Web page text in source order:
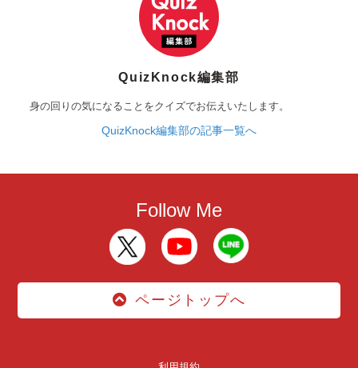
QuizKnock編集部
身の回りの気になることをクイズでお伝えいたします。
QuizKnock編集部の記事一覧へ
Follow Me
ページトップへ